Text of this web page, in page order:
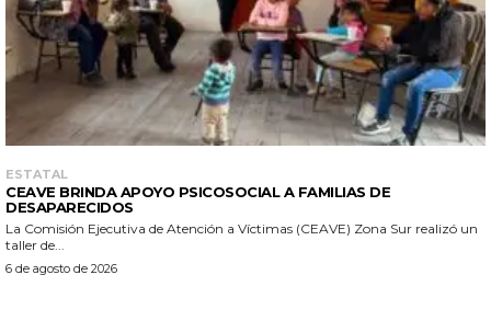
ESTATAL
CEAVE BRINDA APOYO PSICOSOCIAL A FAMILIAS DE
DESAPARECIDOS
La Comisión Ejecutiva de Atención a Víctimas (CEAVE) Zona Sur realizó un
taller de...
6 de agosto de 2026